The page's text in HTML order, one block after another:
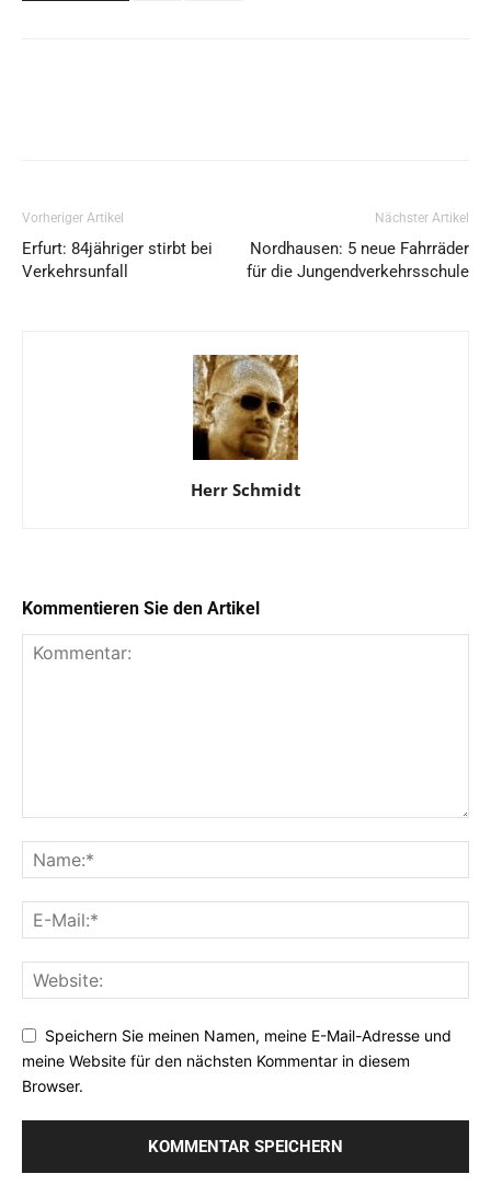
Vorheriger Artikel
Erfurt: 84jähriger stirbt bei
Verkehrsunfall
Nächster Artikel
Nordhausen: 5 neue Fahrräder
für die Jungendverkehrsschule
Herr Schmidt
Kommentieren Sie den Artikel
Speichern Sie meinen Namen, meine E-Mail-Adresse und
meine Website für den nächsten Kommentar in diesem
Browser.